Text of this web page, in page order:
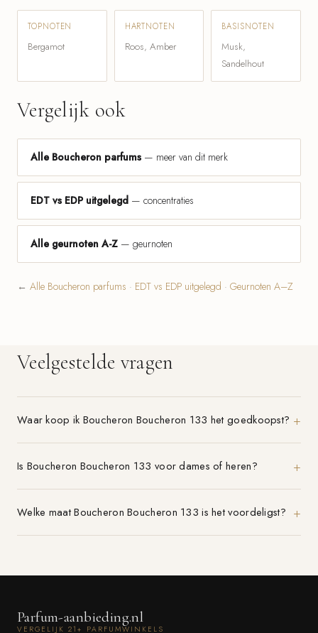
TOPNOTEN
Bergamot
HARTNOTEN
Roos, Amber
BASISNOTEN
Musk,
Sandelhout
Vergelijk ook
Alle Boucheron parfums — meer van dit merk
EDT vs EDP uitgelegd — concentraties
Alle geurnoten A-Z — geurnoten
← Alle Boucheron parfums · EDT vs EDP uitgelegd · Geurnoten A–Z
Veelgestelde vragen
Waar koop ik Boucheron Boucheron 133 het goedkoopst?
Is Boucheron Boucheron 133 voor dames of heren?
Welke maat Boucheron Boucheron 133 is het voordeligst?
Parfum-aanbieding.nl
VERGELIJK 21+ PARFUMWINKELS